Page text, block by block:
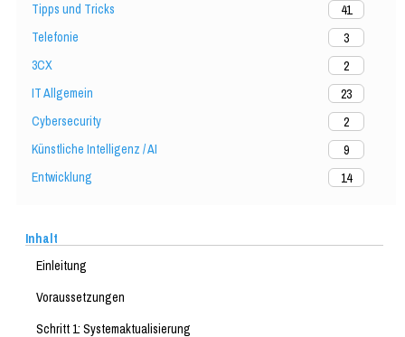
Tipps und Tricks
41
Telefonie
3
3CX
2
IT Allgemein
23
Cybersecurity
2
Künstliche Intelligenz / AI
9
Entwicklung
14
Inhalt
Einleitung
Voraussetzungen
Schritt 1: Systemaktualisierung